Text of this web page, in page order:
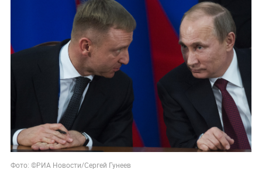
Фото: ©РИА Новости/Сергей Гунеев